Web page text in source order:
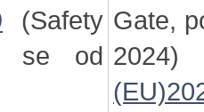
(Safety
se od
Gate,
2024)